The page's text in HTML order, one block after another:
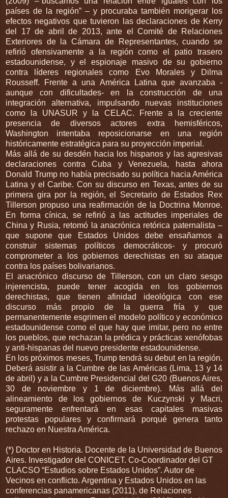
países de la región” – y procuraba también morigerar los
efectos negativos que tuvieron las declaraciones de Kerry
del 17 de abril de 2013, ante el Comité de Relaciones
Exteriores de la Cámara de Representantes, cuando se
refirió ofensivamente a la región como el patio trasero
estadounidense, y el espionaje masivo de su gobierno
contra líderes regionales como Evo Morales y Dilma
Rousseff. Frente a una América Latina que avanzaba -
aunque con dificultades- en la construcción de una
integración alternativa, impulsando nuevas instituciones
como la UNASUR y la CELAC. Frente a la creciente
presencia de diversos actores extra hemisféricos,
Washington intentaba reposicionarse en una región
históricamente estratégica para su proyección imperial.
Más allá de su desdén hacia los hispanos y las agresivas
declaraciones contra Cuba y Venezuela, hasta ahora
Donald Trump no había precisado su política hacia América
Latina y el Caribe. Con su discurso en Texas, antes de su
primera gira por la región, el Secretario de Estados Rex
Tillerson propuso una reafirmación de la Doctrina Monroe.
En forma cínica, se refirió a las actitudes imperiales de
China y Rusia, retomó la anacrónica retórica paternalista –
que supone que Estados Unidos debe ensañarnos a
construir sistemas políticos democráticos- y procuró
comprometer a los gobiernos derechistas en su ataque
contra los países bolivarianos.
El anacrónico discurso de Tillerson, con un claro sesgo
injerencista, puede tener acogida en los gobiernos
derechistas, que tienen afinidad ideológica con ese
discurso más propio de la guerra fría y que
permanentemente esgrimen el modelo político y económico
estadounidense como el que hay que imitar, pero no entre
los pueblos, que rechazan la prédica y prácticas xenófobas
y anti-hispanas del nuevo presidente estadounidense.
En los próximos meses, Trump tendrá su debut en la región.
Deberá asistir a la Cumbre de las Américas (Lima, 13 y 14
de abril) y a la Cumbre Presidencial del G20 (Buenos Aires,
30 de noviembre y 1 de diciembre). Más allá del
alineamiento de los gobiernos de Kuczynski y Macri,
seguramente enfrentará en esas capitales masivas
protestas populares y confirmará porqué genera tanto
rechazo en Nuestra América.
(*) Doctor en Historia. Docente de la Universidad de Buenos
Aires. Investigador del CONICET. Co-Coordinador del GT
CLACSO “Estudios sobre Estados Unidos”. Autor de
Vecinos en conflicto. Argentina y Estados Unidos en las
conferencias panamericanas (2011), de Relaciones